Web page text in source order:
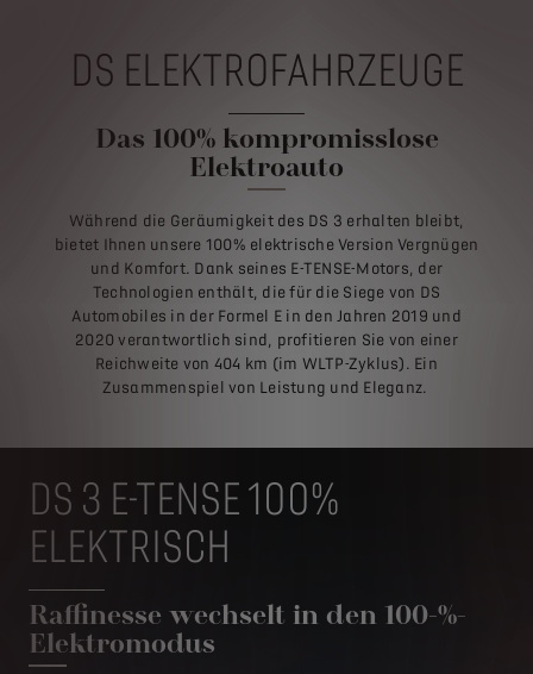
DS ELEKTROFAHRZEUGE
Das 100% kompromisslose
Elektroauto
Während die Geräumigkeit des DS 3 erhalten bleibt,
bietet Ihnen unsere 100% elektrische Version Vergnügen
und Komfort. Dank seines E-TENSE-Motors, der
Technologien enthält, die für die Siege von DS
Automobiles in der Formel E in den Jahren 2019 und
2020 verantwortlich sind, profitieren Sie von einer
Reichweite von 404 km (im WLTP-Zyklus). Ein
Zusammenspiel von Leistung und Eleganz.
DS 3 E-TENSE 100%
ELEKTRISCH
Raffinesse wechselt in den 100-%-
Elektromodus